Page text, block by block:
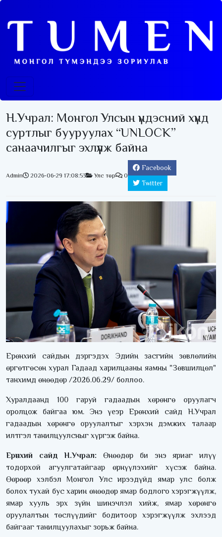
Н.Учрал: Монгол Улсын үндэсний хүнд
суртлыг бууруулах “UNLOCK”
санаачилгыг эхлүүлж байна
Admin 2026-06-29 17:08:53 Улс төр 0
Facebook
Twitter
Ерөнхий сайдын дэргэдэх Эдийн засгийн зөвлөлийн
өргөтгөсөн хурал Гадаад харилцааны яамны "Зөвшилцөл"
танхимд өнөөдөр /2026.06.29/ боллоо.
Хуралдаанд 100 гаруй гадаадын хөрөнгө оруулагч
оролцож байгаа юм. Энэ үеэр Ерөнхий сайд Н.Учрал
гадаадын хөрөнгө оруулалтыг хэрхэн дэмжих талаар
илтгэл танилцуулсныг хүргэж байна.
Ерөнхий сайд Н.Учрал:Өнөөдөр би энэ яриаг илүү
тодорхой агуулгатайгаар өрнүүлэхийг хүсэж байна.
Өөрөөр хэлбэл Монгол Улс ирээдүйд ямар улс болж
болох тухай бус харин өнөөдөр ямар бодлого хэрэгжүүлж,
ямар хууль эрх зүйн шинэчлэл хийж, ямар хөрөнгө
оруулалтын төслүүдийг бодитоор хэрэгжүүлж эхлээд
байгааг танилцуулахыг зорьж байна.